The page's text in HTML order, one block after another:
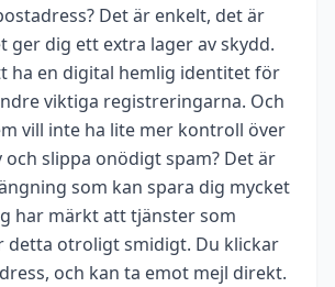
Det är enkelt, det är
ger dig ett extra lager av skydd.
ha en digital hemlig identitet för
viktiga registreringarna. Och
vill inte ha lite mer kontroll över
slippa onödigt spam? Det är
som kan spara dig mycket
har märkt att tjänster som
detta otroligt smidigt. Du klickar
och kan ta emot mejl direkt.